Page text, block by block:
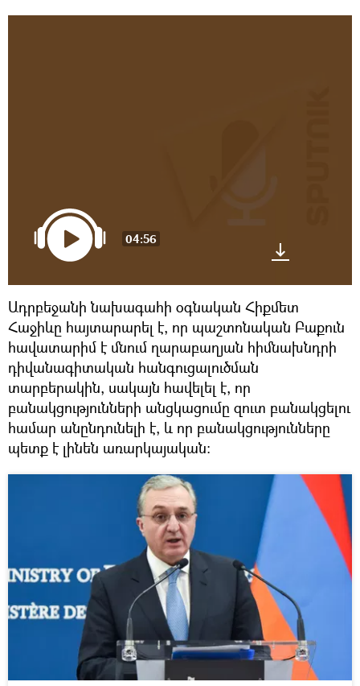
04:56
Ադրբեջանի նախագահի օգնական Հիքմետ
Հաջիևը հայտարարել է, որ պաշտոնական Բաքուն
հավատարիմ է մնում ղարաբաղյան հիմնախնդրի
դիվանագիտական հանգուցալուծման
տարբերակին, սակայն հավելել է, որ
բանակցությունների անցկացումը զուտ բանակցելու
համար անընդունելի է, և որ բանակցությունները
պետք է լինեն առարկայական։